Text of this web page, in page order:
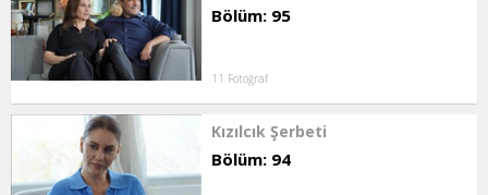
Bölüm: 95
11 Fotoğraf
Kızılcık Şerbeti
Bölüm: 94